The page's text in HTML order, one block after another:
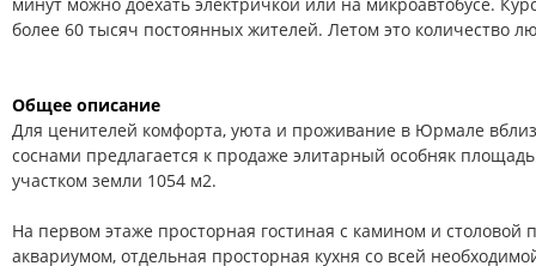
более 60 тысяч постоянных жителей. Летом это количество
Общее описание
Для ценителей комфорта, уюта и проживание в Юрмале
соснами предлагается к продаже элитарный особняк
участком земли 1054 м2.
На первом этаже просторная гостиная с камином и
аквариумом, отдельная просторная кухня со всей